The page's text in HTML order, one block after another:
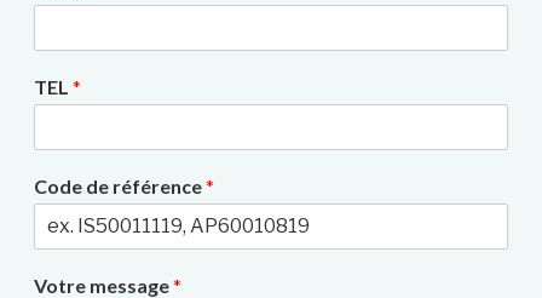
TEL *
Code de référence*
Votre message*